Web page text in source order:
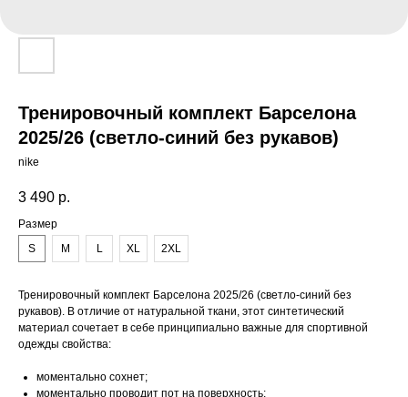
Тренировочный комплект Барселона
2025/26 (светло-синий без рукавов)
nike
3 490 р.
Размер
S
M L XL 2XL
Тренировочный комплект Барселона 2025/26 (светло-синий без
рукавов). В отличие от натуральной ткани, этот синтетический
материал сочетает в себе принципиально важные для спортивной
одежды свойства:
моментально сохнет;
моментально проводит пот на поверхность;